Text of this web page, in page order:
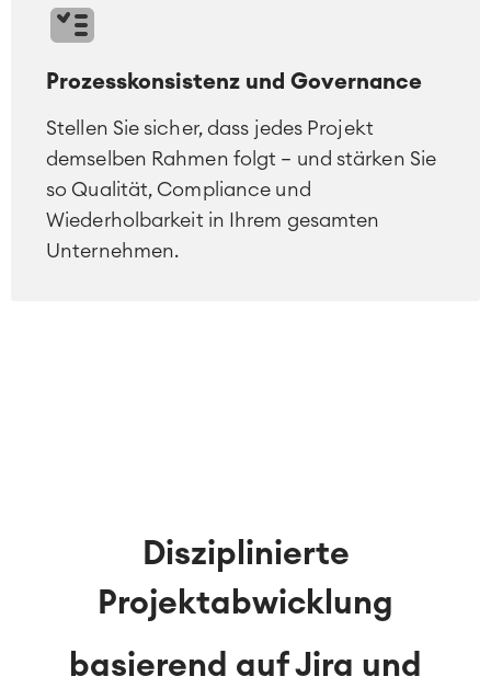
Prozesskonsistenz und Governance
Stellen Sie sicher, dass jedes Projekt
demselben Rahmen folgt – und stärken Sie
so Qualität, Compliance und
Wiederholbarkeit in Ihrem gesamten
Unternehmen.
Disziplinierte
Projektabwicklung
basierend auf Jira und